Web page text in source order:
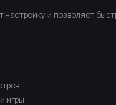
и позволяет
игры